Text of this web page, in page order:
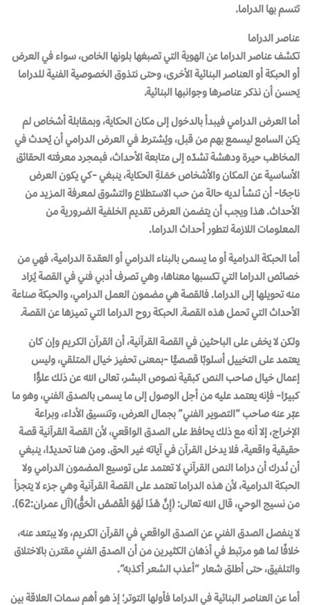
تتسم بها الدراما.
عناصر الدراما
تكشف عناصر الدراما عن الهوية التي تصبغها بلونها الخاص، سواء في العرض
أو الحبكة أو العناصر البنائية الأخرى، وحتى نتذوق الخصوصية الفنية للدراما
يَحسن أن نذكر عناصرها وجوانبها البنائية.
أما العرض الدرامي فيبدأ بالدخول إلى مكان الحكاية، وبمقابلة أشخاص لم
يكن السامع ليسمع بهم من قبل، ويُشترط في العرض الدرامي أن يُحدث في
المخاطَب حيرة ودهشة تشدّه إلى متابعة الأحداث، فبمجرد معرفته الحقائق
الأساسية عن المكان والأشخاص حَمَلةِ الحكاية، ينبغي -كي يكون العرض
ناجحًا- أن تنشأ لديه حالة من حب الاستطلاع والتشوق لمعرفة المزيد من
الأحداث. هذا ويجب أن يتضمن العرض تقديم الخلفية الضرورية من
المعلومات اللازمة لتطور أحداث الدراما.
أما الحبكة الدرامية أو ما يسمى بالبناء الدرامي أو العقدة الدرامية، فهي من
خصائص الدراما التي تكسبها معناها، وهي تصرف أدبي فني في القصة يُرَاد
منه تحويلها إلى الدراما. فالقصة هي مضمون العمل الدرامي، والحبكة صناعة
الأحداث التي تحمل هذه القصة. الحبكة روح الدراما التي تميزها عن القصة.
ولكن لا يخفى على الباحثين في القصة القرآنية، أن القرآن الكريم وإن كان
يعتمد على التخييل أسلوبًا قصصيًّا -بمعنى تحفيز خيال المتلقي، وليس
إعمال خيال صاحب النص كبقية نصوص البشر، تعالى الله عن ذلك علوًّا
كبيرًا- فإنه يعتمد عليه من أجل الوصول إلى ما يسمى بالصدق الفني، وهو ما
عبّر عنه صاحب “التصوير الفني” بجمال العرض، وتنسيق الأداء، وبراعة
الإخراج، إلا أنه مع ذلك يحافظ على الصدق الواقعي، لأن القصة القرآنية قصة
حقيقية واقعية، فلا يدخل القرآن في آياته غير الحق. ومن هنا تحديدًا، ينبغي
أن نُدرك أن دراما النص القرآني لا تعتمد على توسيع المضمون الدرامي ولا
الحبكة الدرامية، لأن هذه الدراما تعتمد على القصة القرآنية وهي جزء لا يتجزأ
من نسيج الوحي، قال الله تعالى: ﴿إِنَّ هَذَا لَهُوَ الْقَصَصُ الْحَقُّ﴾(آل عمران:62).
لا ينفصل الصدق الفني عن الصدق الواقعي في القرآن الكريم، ولا يبتعد عنه،
خلافًا لما هو مرتبط في أذهان الكثيرين من أن الصدق الفني مقترن بالاختلاق
والتلفيق، حتى أطلق شعار “أعذب الشعر أكذبه”.
أما عن العناصر البنائية في الدراما فأولها التوتر؛ إذ هو أهم سمات العلاقة بين